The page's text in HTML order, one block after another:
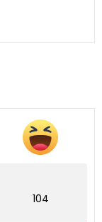
104